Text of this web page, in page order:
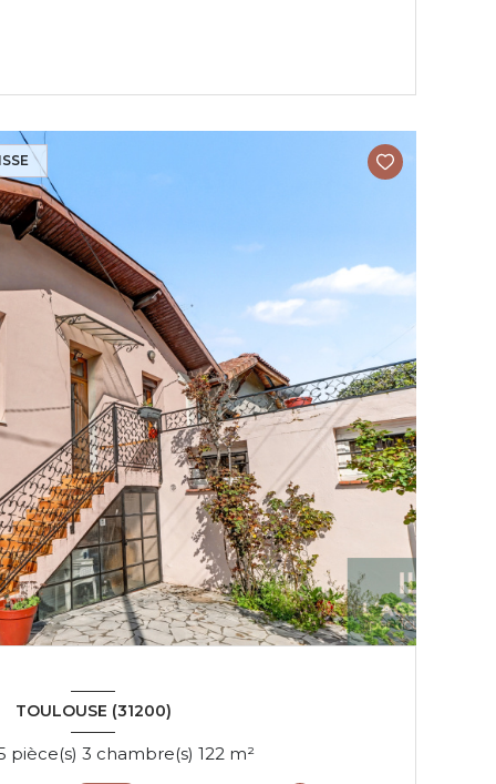
TOULOUSE (31200)
Maison 5 pièce(s) 3 chambre(s) 122 m²